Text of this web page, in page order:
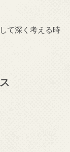
て深く考える時